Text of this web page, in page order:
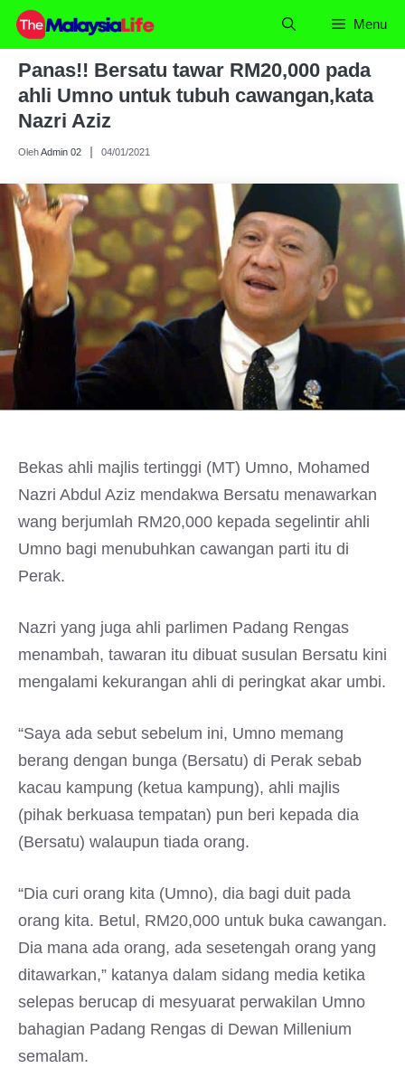
Skip
content
Menu
Panas!! Bersatu tawar RM20,000 pada
ahli Umno untuk tubuh cawangan,kata
Nazri Aziz
OlehAdmin 02 04/01/2021
Bekas ahli majlis tertinggi (MT) Umno, Mohamed
Nazri Abdul Aziz mendakwa Bersatu menawarkan
wang berjumlah RM20,000 kepada segelintir ahli
Umno bagi menubuhkan cawangan parti itu di
Perak.
Nazri yang juga ahli parlimen Padang Rengas
menambah, tawaran itu dibuat susulan Bersatu kini
mengalami kekurangan ahli di peringkat akar umbi.
“Saya ada sebut sebelum ini, Umno memang
berang dengan bunga (Bersatu) di Perak sebab
kacau kampung (ketua kampung), ahli majlis
(pihak berkuasa tempatan) pun beri kepada dia
(Bersatu) walaupun tiada orang.
“Dia curi orang kita (Umno), dia bagi duit pada
orang kita. Betul, RM20,000 untuk buka cawangan.
Dia mana ada orang, ada sesetengah orang yang
ditawarkan,” katanya dalam sidang media ketika
selepas berucap di mesyuarat perwakilan Umno
bahagian Padang Rengas di Dewan Millenium
semalam.